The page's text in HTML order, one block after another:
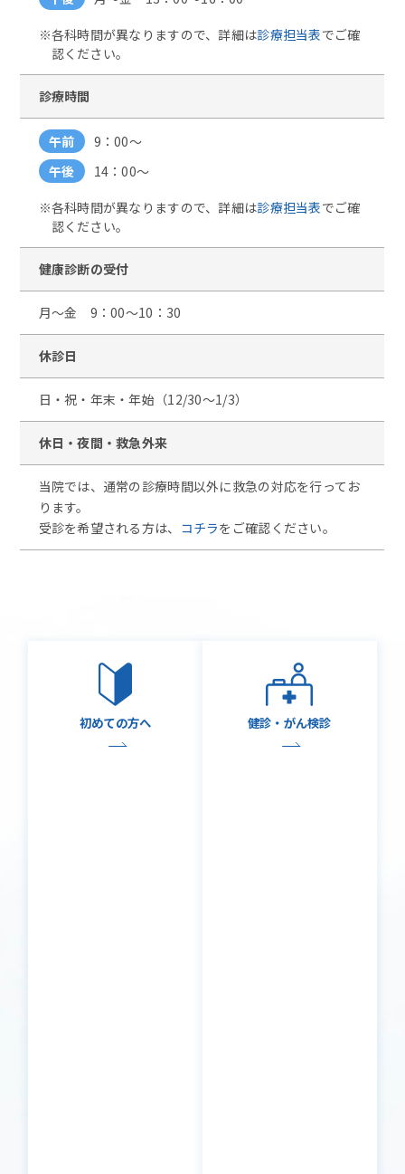
各科時間が異なりますので、詳細は診療担当表でご確
認ください。
診療時間
午前
9：00～
午後
14：00～
各科時間が異なりますので、詳細は診療担当表でご確
認ください。
健康診断の受付
月～金 9：00～10：30
休診日
日・祝・年末・年始（12/30～1/3）
休日・夜間・救急外来
当院では、通常の診療時間以外に救急の対応を行ってお
ります。
受診を希望される方は、 コチラをご確認ください。
初めての方へ 健診・がん検診